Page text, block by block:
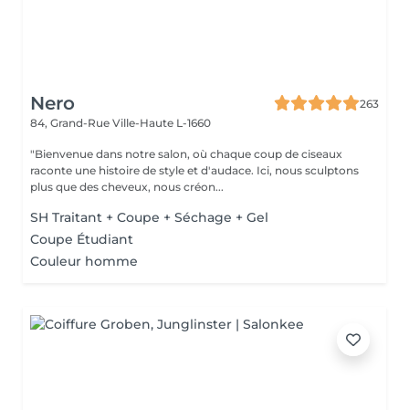
Nero
263
84, Grand-Rue Ville-Haute L-1660
"Bienvenue dans notre salon, où chaque coup de ciseaux
raconte une histoire de style et d'audace. Ici, nous sculptons
plus que des cheveux, nous créon...
SH Traitant + Coupe + Séchage + Gel
Coupe Étudiant
Couleur homme